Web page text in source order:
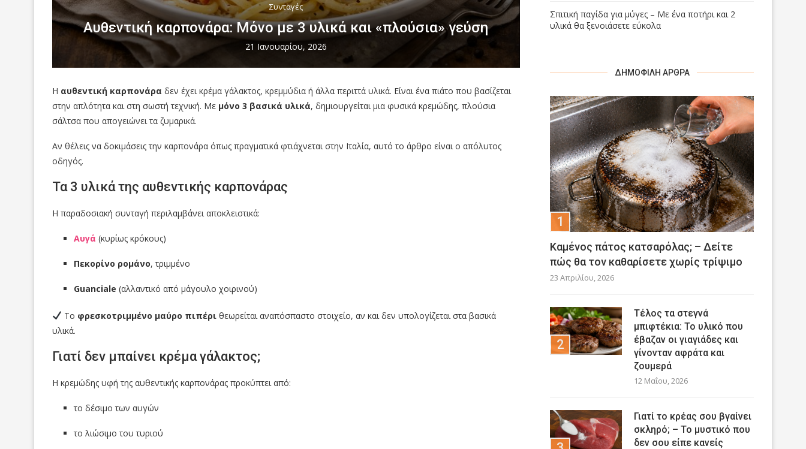
Συνταγές
Αυθεντική καρπονάρα: Μόνο με 3 υλικά και «πλούσια» γεύση
21 Ιανουαρίου, 2026
Η αυθεντική καρπονάρα δεν έχει κρέμα γάλακτος, κρεμμύδια ή άλλα περιττά υλικά. Είναι ένα πιάτο που βασίζεται
στην απλότητα και στη σωστή τεχνική. Με μόνο 3 βασικά υλικά, δημιουργείται μια φυσικά κρεμώδης, πλούσια
σάλτσα που απογειώνει τα ζυμαρικά.
Αν θέλεις να δοκιμάσεις την καρπονάρα όπως πραγματικά φτιάχνεται στην Ιταλία, αυτό το άρθρο είναι ο απόλυτος
οδηγός.
Τα 3 υλικά της αυθεντικής καρπονάρας
Η παραδοσιακή συνταγή περιλαμβάνει αποκλειστικά:
Αυγά (κυρίως κρόκους)
Πεκορίνο ρομάνο, τριμμένο
Guanciale (αλλαντικό από μάγουλο χοιρινού)
Το φρεσκοτριμμένο μαύρο πιπέριθεωρείται αναπόσπαστο στοιχείο, αν και δεν υπολογίζεται στα βασικά
υλικά.
Γιατί δεν μπαίνει κρέμα γάλακτος;
Η κρεμώδης υφή της αυθεντικής καρπονάρας προκύπτει από:
το δέσιμο των αυγών
το λιώσιμο του τυριού
Σπιτική παγίδα για μύγες – Με ένα ποτήρι και 2
υλικά θα ξενοιάσετε εύκολα
ΔΗΜΟΦΙΛΉ ΆΡΘΡΑ
Καμένος πάτος κατσαρόλας; – Δείτε
πώς θα τον καθαρίσετε χωρίς τρίψιμο
23 Απριλίου, 2026
Τέλος τα στεγνά
μπιφτέκια: Το υλικό που
έβαζαν οι γιαγιάδες και
γίνονταν αφράτα και
ζουμερά
12 Μαΐου, 2026
Γιατί το κρέας σου βγαίνει
σκληρό; – Το μυστικό που
δεν σου είπε κανείς